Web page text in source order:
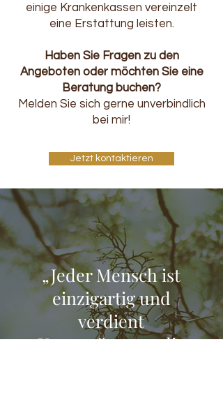
einige Krankenkassen vereinzelt
eine Erstattung leisten.
Haben Sie Fragen zu den
Angeboten oder möchten Sie eine
Beratung buchen?
Melden Sie sich gerne unverbindlich
bei mir!
Jetzt kontaktieren
„Jeder Mensch ist
einzigartig und
verdient
Unterstützung, die